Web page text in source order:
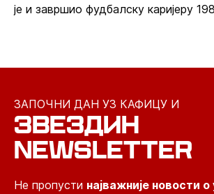
је и завршио фудбалску каријеру
ЗАПОЧНИ ДАН УЗ КАФИЦУ И
ЗВЕЗДИН
NEWSLETTER
Не пропусти најважније новости